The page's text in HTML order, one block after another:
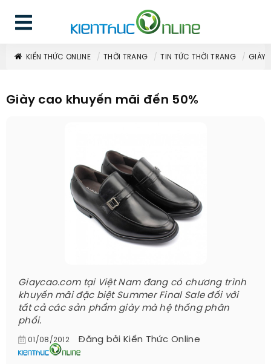
KIẾN THỨC ONLINE THỜI TRANG TIN TỨC THỜI TRANG GIÀY
Giày cao khuyến mãi đến 50%
Giaycao.com tại Việt Nam đang có chương trình
khuyến mãi đặc biệt Summer Final Sale đối với
tất cả các sản phẩm giày mà hệ thống phân
phối.
01/08/2012 Đăng bởi Kiến Thức Online